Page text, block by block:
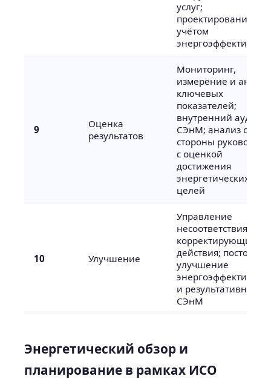
услуг;
проектирование с
учётом
9
Оценка
результатов
Мониторинг,
измерение и анализ
ключевых
показателей;
внутренний аудит
СЭнМ; анализ со
стороны
с оценкой
достижения
энергетических
целей
10 Улучшение
Управление
несоответствиями и
корректирующие
действия;
улучшение
и результативности
СЭнМ
Энергетический обзор и
планирование в рамках ИСО